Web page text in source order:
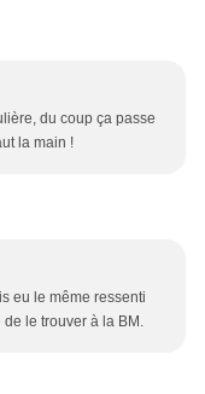
du coup ça passe
la main !
eu le même ressenti
le trouver à la BM.